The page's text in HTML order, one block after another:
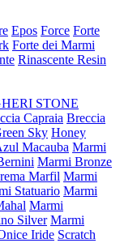
Epos Force Forte
Forte dei Marmi
Rinascente Resin
STONE
Capraia Breccia
Sky Honey
Macauba Marmi
Marmi Bronze
Marfil Marmi
Statuario Marmi
Marmi
Silver Marmi
Iride Scratch